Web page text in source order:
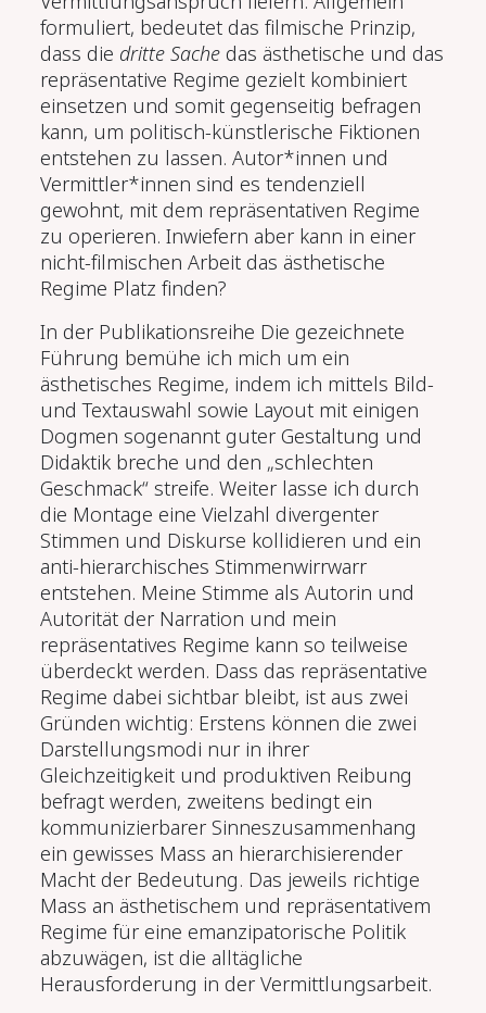
formuliert, bedeutet das filmische Prinzip,
dass die dritte Sache das ästhetische und das
repräsentative Regime gezielt kombiniert
einsetzen und somit gegenseitig befragen
kann, um politisch-künstlerische Fiktionen
entstehen zu lassen. Autor*innen und
Vermittler*innen sind es tendenziell
gewohnt, mit dem repräsentativen Regime
zu operieren. Inwiefern aber kann in einer
nicht-filmischen Arbeit das ästhetische
Regime Platz finden?
In der Publikationsreihe Die gezeichnete
Führung bemühe ich mich um ein
ästhetisches Regime, indem ich mittels Bild-
und Textauswahl sowie Layout mit einigen
Dogmen sogenannt guter Gestaltung und
Didaktik breche und den „schlechten
Geschmack“ streife. Weiter lasse ich durch
die Montage eine Vielzahl divergenter
Stimmen und Diskurse kollidieren und ein
anti-hierarchisches Stimmenwirrwarr
entstehen. Meine Stimme als Autorin und
Autorität der Narration und mein
repräsentatives Regime kann so teilweise
überdeckt werden. Dass das repräsentative
Regime dabei sichtbar bleibt, ist aus zwei
Gründen wichtig: Erstens können die zwei
Darstellungsmodi nur in ihrer
Gleichzeitigkeit und produktiven Reibung
befragt werden, zweitens bedingt ein
kommunizierbarer Sinneszusammenhang
ein gewisses Mass an hierarchisierender
Macht der Bedeutung. Das jeweils richtige
Mass an ästhetischem und repräsentativem
Regime für eine emanzipatorische Politik
abzuwägen, ist die alltägliche
Herausforderung in der Vermittlungsarbeit.